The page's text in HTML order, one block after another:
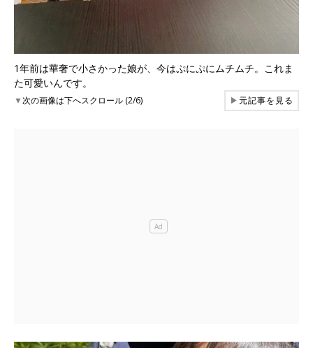
1年前は華奢で小さかった娘が、今はぷにぷにムチムチ。これま
た可愛いんです。
▼次の画像は下へスクロール (2/6) ▶元記事を見る